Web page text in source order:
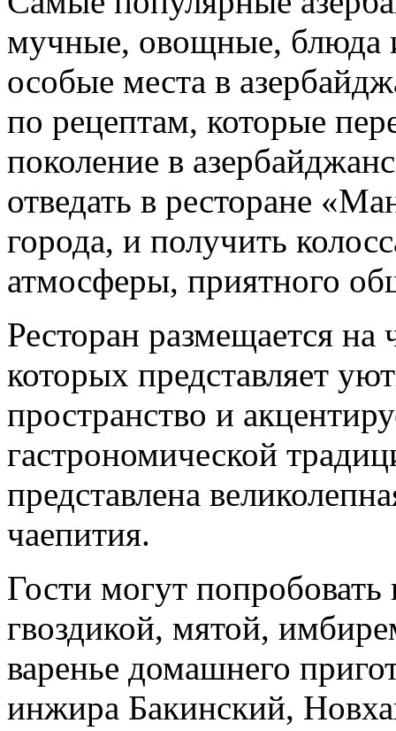
мучные, овощные,
особые места в
по рецептам, которые
поколение в
отведать в ресторане
города, и получить
атмосферы, приятного
Ресторан размещается
которых представляет
пространство и
гастрономической
представлена
чаепития.
Гости могут
гвоздикой, мятой,
варенье домашнего
инжира Бакинский,